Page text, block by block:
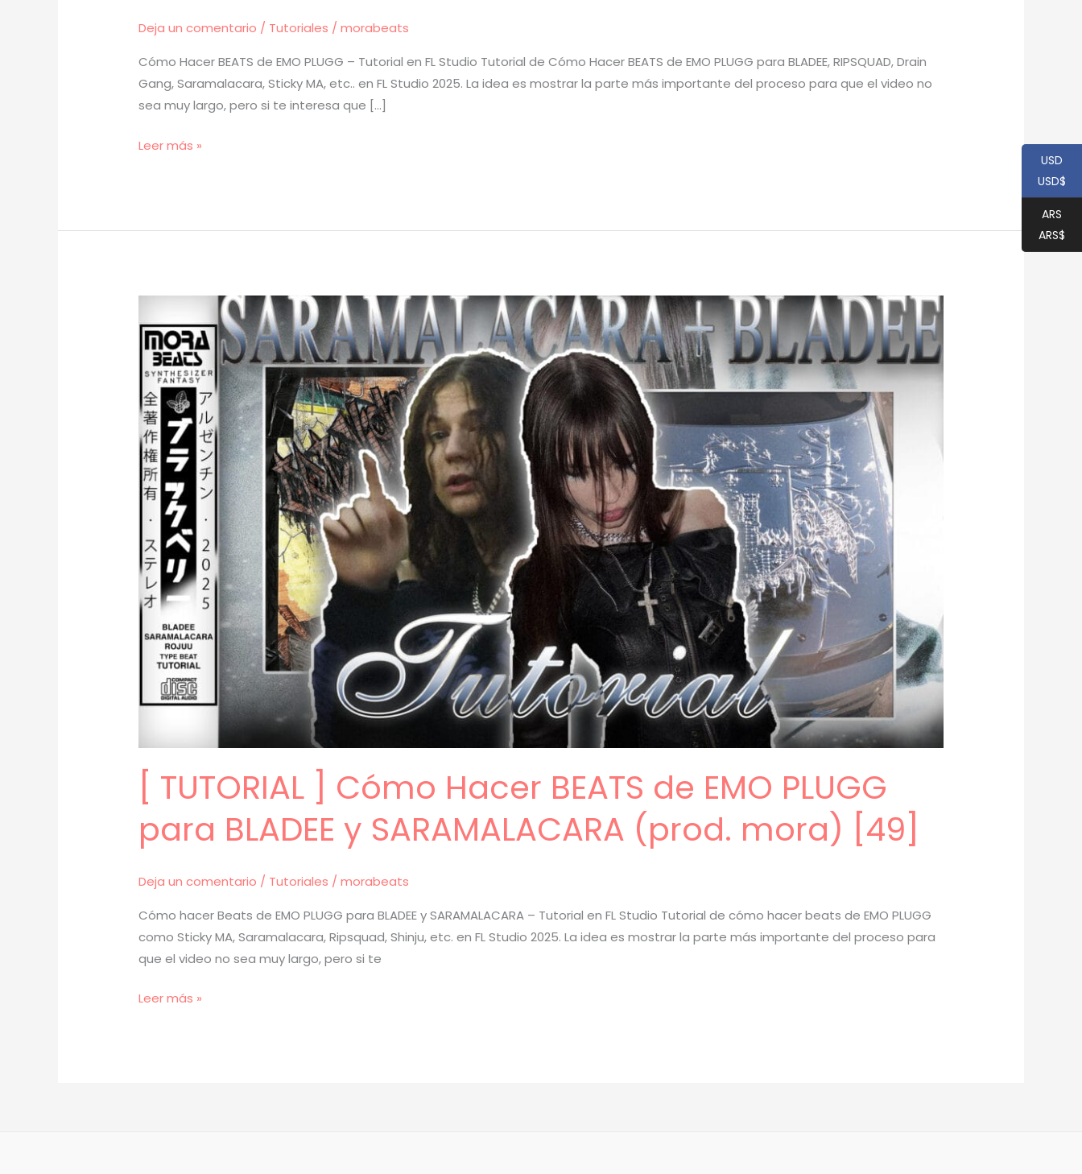
Deja un comentario / Tutoriales /morabeats
Cómo Hacer BEATS de EMO PLUGG – Tutorial en FL Studio Tutorial de Cómo Hacer BEATS de EMO PLUGG para BLADEE, RIPSQUAD, Drain
Gang, Saramalacara, Sticky MA, etc.. en FL Studio 2025. La idea es mostrar la parte más importante del proceso para que el video no
sea muy largo, pero si te interesa que […]
[
Hacer
(prod.
[61]
Leer más »
[ TUTORIAL ] Cómo Hacer BEATS de EMO PLUGG
para BLADEE y SARAMALACARA (prod. mora) [49]
Deja un comentario / Tutoriales /morabeats
Cómo hacer Beats de EMO PLUGG para BLADEE y SARAMALACARA – Tutorial en FL Studio Tutorial de cómo hacer beats de EMO PLUGG
como Sticky MA, Saramalacara, Ripsquad, Shinju, etc. en FL Studio 2025. La idea es mostrar la parte más importante del proceso para
que el video no sea muy largo, pero si te
[Leer más »
USD
USD$
ARS
ARS$